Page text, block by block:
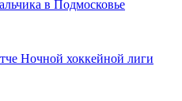
в Подмосковье
Ночной хоккейной лиги